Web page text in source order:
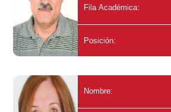
Fila Académica:
Posición:
Nombre: